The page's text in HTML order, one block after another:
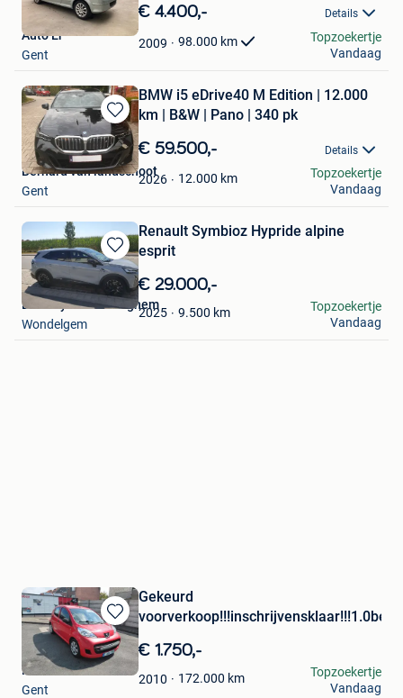
in
Mijn
Favorieten
€ 4.400,- Details
2009 98.000 km
Auto Er
Gent
Topzoekertje
Vandaag
Bewaren
in
Mijn
Favorieten
BMW i5 eDrive40 M Edition | 12.000
km | B&W | Pano | 340 pk
€ 59.500,- Details
2026 12.000 km
Bernard van landschoot
Gent
Topzoekertje
Vandaag
Bewaren
in
Mijn
Favorieten
Renault Symbioz Hypride alpine
esprit
€ 29.000,-
2025 9.500 km
Lindsay Vanrenterghem
Wondelgem
Topzoekertje
Vandaag
Bewaren
in
Mijn
Favorieten
Gekeurd
€ 1.750,-
2010 172.000 km
Husoo
Gent
Topzoekertje
Vandaag